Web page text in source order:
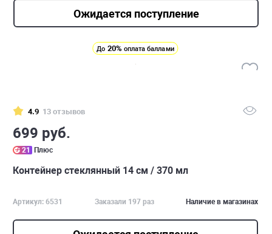
Ожидается поступление
До 20% оплата баллами
4.9 13 отзывов
699 руб.
21 Плюс
Контейнер стеклянный 14 см / 370 мл
Артикул: 6531 Заказали 197 раз Наличие в магазинах